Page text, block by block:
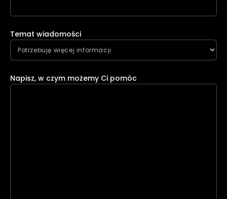
Temat wiadomości
Napisz, w czym możemy Ci pomóc